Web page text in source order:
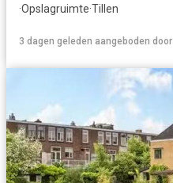
·Opslagruimte·Tillen
3 dagen geleden aangeboden door